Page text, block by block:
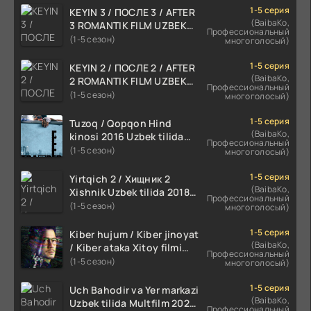
KEYIN 3 / ПОСЛЕ 3 / AFTER
3 ROMANTIK FILM UZBEK
TILIDA 2021 TARJIMA FILM
(1-5 сезон)
1-5 серия
(BaibaKo,
Профессиональный
многоголосый)
KEYIN 2 / ПОСЛЕ 2 / AFTER
2 ROMANTIK FILM UZBEK
TILIDA 2020 TARJIMA FILM
(1-5 сезон)
1-5 серия
(BaibaKo,
Профессиональный
многоголосый)
Tuzoq / Qopqon Hind
kinosi 2016 Uzbek tilida
tarjima film HD
(1-5 сезон)
1-5 серия
(BaibaKo,
Профессиональный
многоголосый)
Yirtqich 2 / Хищник 2
Xishnik Uzbek tilida 2018-
2024 O'zbekcha tarjima
(1-5 сезон)
1-5 серия
(BaibaKo,
Профессиональный
многоголосый)
Kiber hujum / Kiber jinoyat
/ Kiber ataka Xitoy filmi
Uzbek tilida O'zbekcha
HD skachat
(1-5 сезон)
1-5 серия
(BaibaKo,
Профессиональный
многоголосый)
Uch Bahodir va Yer markazi
Uzbek tilida Multfilm 2025
1-5 серия
(BaibaKo,